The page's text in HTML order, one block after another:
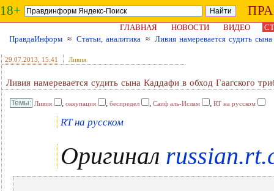
18+
ГЛАВНАЯ НОВОСТИ ВИДЕО
ПравдаИнформ ≈ Статьи, аналитика ≈ Ливия намеревается судить
29.07.2013 , 15:41 Ливия
Ливия намеревается судить сына Каддафи в обход Гаагского
Ливия , оккупация , беспредел , Саиф аль-Ислам , RT на русском
RT на русском
Оригинал